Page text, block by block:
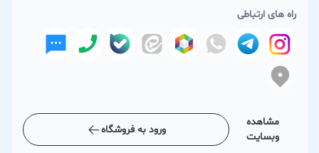
راه های ارتباطی
مشاهده
وبسایت
ورود به فروشگاه